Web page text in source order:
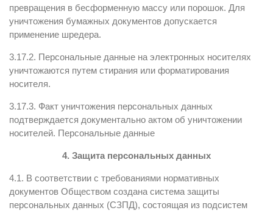
превращения в бесформенную массу или порошок. Для
уничтожения бумажных документов допускается
применение шредера.
3.17.2. Персональные данные на электронных носителях
уничтожаются путем стирания или форматирования
носителя.
3.17.3. Факт уничтожения персональных данных
подтверждается документально актом об уничтожении
носителей. Персональные данные
4. Защита персональных данных
4.1. В соответствии с требованиями нормативных
документов Обществом создана система защиты
персональных данных (СЗПД), состоящая из подсистем